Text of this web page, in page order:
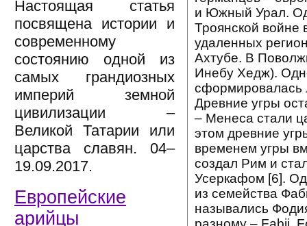
Настоящая статья
посвящена истории и
современному
состоянию одной из
самых грандиозных
империй земной
цивилизации –
Великой Татарии или
царства славян. 04–
19.09.2017.
Европейские
арийцы
и Южный Урал.
Троянской войне
удаленных
Ахтубе. В
Инебу Хедж).
сформировалась
Древние угры
– Менеса стали
этом древние
временем угры
создал Рим и
Усеркафом [6].
из семейства
назывались